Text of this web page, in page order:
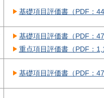
基礎項目評価書（PDF：
基礎項目評価書（PDF：
重点項目評価書（PDF：
基礎項目評価書（PDF：